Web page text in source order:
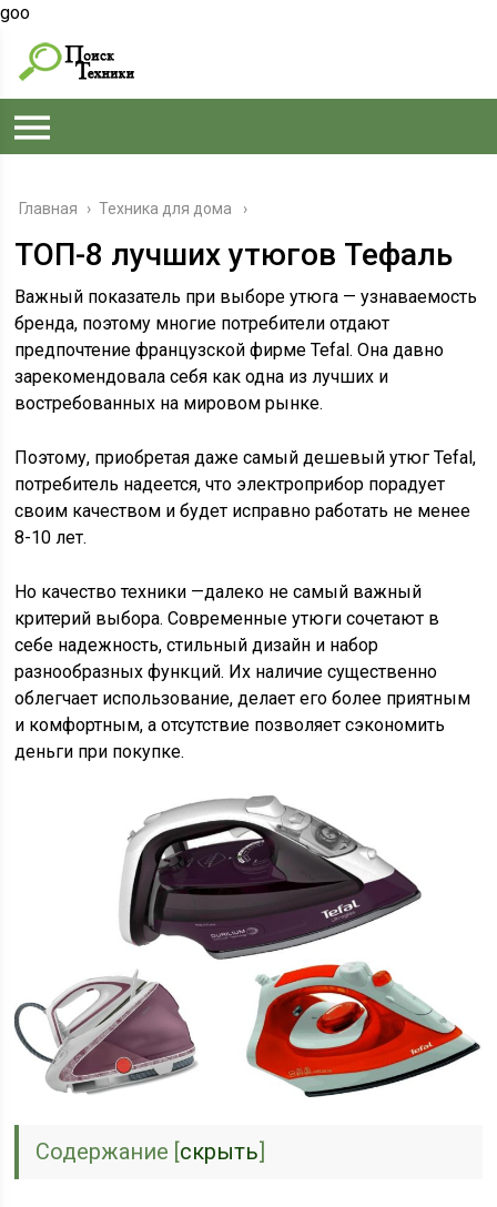
goo
Главная › Техника для дома
ТОП-8 лучших утюгов Тефаль
Важный показатель при выборе утюга — узнаваемость
бренда, поэтому многие потребители отдают
предпочтение французской фирме Tefal. Она давно
зарекомендовала себя как одна из лучших и
востребованных на мировом рынке.
Поэтому, приобретая даже самый дешевый утюг Tefal,
потребитель надеется, что электроприбор порадует
своим качеством и будет исправно работать не менее
8-10 лет.
Но качество техники —далеко не самый важный
критерий выбора. Современные утюги сочетают в
себе надежность, стильный дизайн и набор
разнообразных функций. Их наличие существенно
облегчает использование, делает его более приятным
и комфортным, а отсутствие позволяет сэкономить
деньги при покупке.
Содержание [скрыть]